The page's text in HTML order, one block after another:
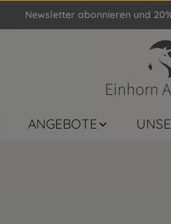
Newsletter abonnieren und
ANGEBOTE